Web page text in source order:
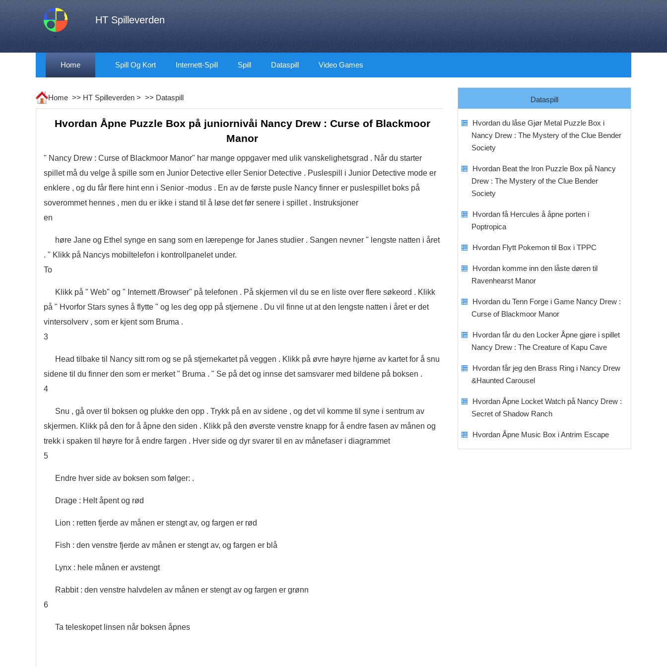
HT Spilleverden
Home Spill Og Kort Internett-Spill Spill Dataspill Video Games
Home >> HT Spilleverden > >> Dataspill
Hvordan Åpne Puzzle Box på juniornivåi Nancy Drew : Curse of Blackmoor
Manor
" Nancy Drew : Curse of Blackmoor Manor" har mange oppgaver med ulik vanskelighetsgrad . Når du starter
spillet må du velge å spille som en Junior Detective eller Senior Detective . Puslespill i Junior Detective mode er
enklere , og du får flere hint enn i Senior -modus . En av de første pusle Nancy finner er puslespillet boks på
soverommet hennes , men du er ikke i stand til å løse det før senere i spillet . Instruksjoner
en
høre Jane og Ethel synge en sang som en lærepenge for Janes studier . Sangen nevner " lengste natten i året
. " Klikk på Nancys mobiltelefon i kontrollpanelet under.
To
Klikk på " Web" og " Internett /Browser" på telefonen . På skjermen vil du se en liste over flere søkeord . Klikk
på " Hvorfor Stars synes å flytte " og les deg opp på stjernene . Du vil finne ut at den lengste natten i året er det
vintersolverv , som er kjent som Bruma .
3
Head tilbake til Nancy sitt rom og se på stjernekartet på veggen . Klikk på øvre høyre hjørne av kartet for å snu
sidene til du finner den som er merket " Bruma . " Se på det og innse det samsvarer med bildene på boksen .
4
Snu , gå over til boksen og plukke den opp . Trykk på en av sidene , og det vil komme til syne i sentrum av
skjermen. Klikk på den for å åpne den siden . Klikk på den øverste venstre knapp for å endre fasen av månen og
trekk i spaken til høyre for å endre fargen . Hver side og dyr svarer til en av månefaser i diagrammet
5
Endre hver side av boksen som følger: .
Drage : Helt åpent og rød
Lion : retten fjerde av månen er stengt av, og fargen er rød
Fish : den venstre fjerde av månen er stengt av, og fargen er blå
Lynx : hele månen er avstengt
Rabbit : den venstre halvdelen av månen er stengt av og fargen er grønn
6
Ta teleskopet linsen når boksen åpnes
Dataspill
Hvordan du låse Gjør Metal Puzzle Box i
Nancy Drew : The Mystery of the Clue Bender
Society
Hvordan Beat the Iron Puzzle Box på Nancy
Drew : The Mystery of the Clue Bender
Society
Hvordan få Hercules å åpne porten i
Poptropica
Hvordan Flytt Pokemon til Box i TPPC
Hvordan komme inn den låste døren til
Ravenhearst Manor
Hvordan du Tenn Forge i Game Nancy Drew :
Curse of Blackmoor Manor
Hvordan får du den Locker Åpne gjøre i spillet
Nancy Drew : The Creature of Kapu Cave
Hvordan får jeg den Brass Ring i Nancy Drew
&Haunted Carousel
Hvordan Åpne Locket Watch på Nancy Drew :
Secret of Shadow Ranch
Hvordan Åpne Music Box i Antrim Escape